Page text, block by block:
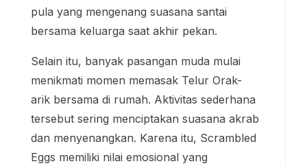
pula yang mengenang suasana santai
bersama keluarga saat akhir pekan.
Selain itu, banyak pasangan muda mulai
menikmati momen memasak Telur Orak-
arik bersama di rumah. Aktivitas sederhana
tersebut sering menciptakan suasana akrab
dan menyenangkan. Karena itu, Scrambled
Eggs memiliki nilai emosional yang